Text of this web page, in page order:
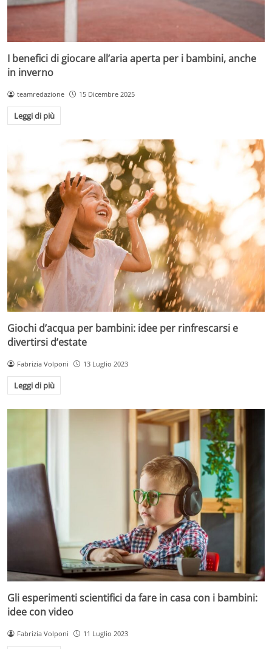
I benefici di giocare all’aria aperta per i bambini, anche
in inverno
teamredazione 15 Dicembre 2025
Leggi di più
Giochi d’acqua per bambini: idee per rinfrescarsi e
divertirsi d’estate
Fabrizia Volponi 13 Luglio 2023
Leggi di più
Gli esperimenti scientifici da fare in casa con i bambini:
idee con video
Fabrizia Volponi 11 Luglio 2023